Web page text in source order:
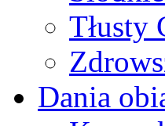
Tłusty
Dania